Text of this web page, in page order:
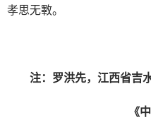
孝思无斁。
注：罗洪先，江西省吉
《